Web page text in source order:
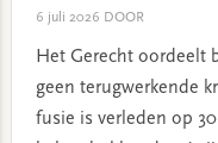
6 juli 2026 DOOR
Het Gerecht oordeelt
geen terugwerkende
fusie is verleden op